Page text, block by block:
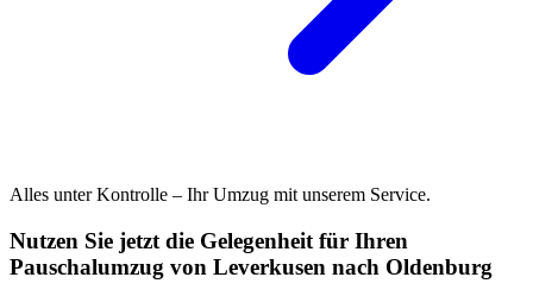
Alles unter Kontrolle – Ihr Umzug mit unserem Service.
Nutzen Sie jetzt die Gelegenheit für Ihren
Pauschalumzug von Leverkusen nach Oldenburg